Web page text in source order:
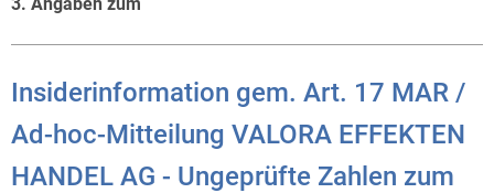
Insiderinformation gem. Art. 17 MAR /
Ad-hoc-Mitteilung VALORA EFFEKTEN
HANDEL AG - Ungeprüfte Zahlen zum